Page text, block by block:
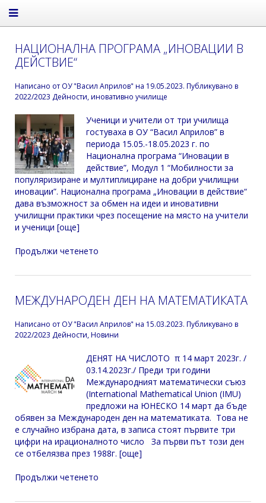
НАЦИОНАЛНА ПРОГРАМА „ИНОВАЦИИ В
ДЕЙСТВИЕ“
Написано от ОУ "Васил Априлов" на 19.05.2023. Публикувано в
2022/2023 Дейности,иновативно училище
Ученици и учители от три училища
гостуваха в ОУ “Васил Априлов” в
периода 15.05.-18.05.2023 г. по
Национална програма “Иновации в
действие”, Модул 1 “Мобилности за
популяризиране и мултиплициране на добри училищни
иновации”. Национална програма „Иновации в действие“
дава възможност за обмен на идеи и иновативни
училищни практики чрез посещение на място на учители
и ученици [още]
Продължи четенето
МЕЖДУНАРОДЕН ДЕН НА МАТЕМАТИКАТА
Написано от ОУ "Васил Априлов" на 15.03.2023. Публикувано в
2022/2023 Дейности,Новини
ДЕНЯТ НА ЧИСЛОТО π 14 март 2023г. /
03.14.2023г./ Преди три години
Международният математически съюз
(International Mathematical Union (IMU)
предложи на ЮНЕСКО 14 март да бъде
обявен за Международен ден на математиката. Това не
е случайно избрана дата, в записа стоят първите три
цифри на ирационалното число За първи път този ден
се отбелязва през 1988г. [още]
Продължи четенето